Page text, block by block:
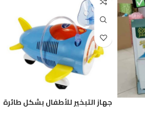
جهاز التبخير للأطفال بشكل طائرة